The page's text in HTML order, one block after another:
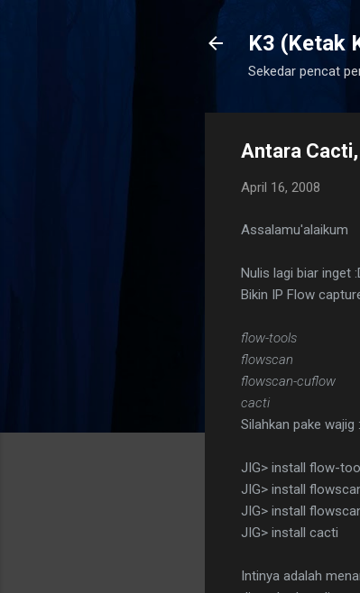
K3 (Ketak
Sekedar pencat
Antara
April 16, 2008
Assalamu'alaikum
Nulis lagi biar inget
Bikin IP Flow
flow-tools
flowscan
flowscan-cuflow
cacti
Silahkan pake wajig
JIG> install flow-
JIG> install
JIG> install
JIG> install cacti
Intinya adalah